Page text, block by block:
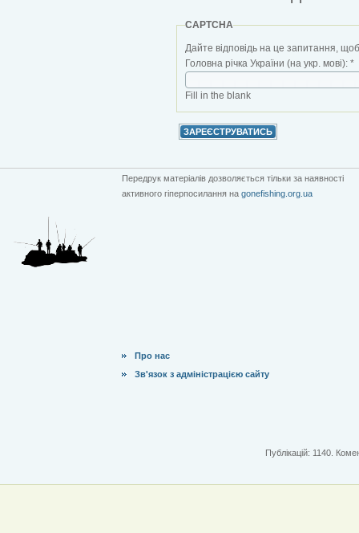
CAPTCHA
Дайте відповідь на це запитання,
Головна річка України (на укр. мові): *
Fill in the blank
Передрук матеріалів дозволяється тільки за наявності
активного гіперпосилання на gonefishing.org.ua
Про нас
Зв'язок з адміністрацією сайту
Публікацій: 1140.